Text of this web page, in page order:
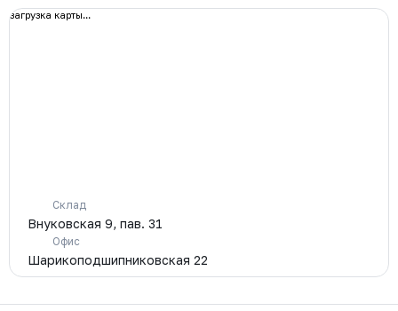
загрузка карты...
Склад
Внуковская 9, пав. 31
Офис
Шарикоподшипниковская 22